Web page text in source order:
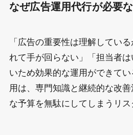
なぜ広告運用代行が必要
「広告の重要性は理解してい
れて手が回らない」「担当者
いため効果的な運用ができて
用は、専門知識と継続的な改
な予算を無駄にしてしまうリス